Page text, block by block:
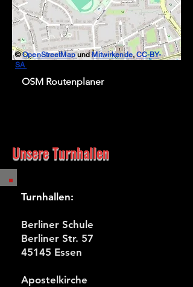
©OpenStreetMap undMitwirkende,CC-BY-
SA
OSM Routenplaner
Unsere Turnhallen
Turnhallen:
Berliner Schule
Berliner Str. 57
45145 Essen
Apostelkirche